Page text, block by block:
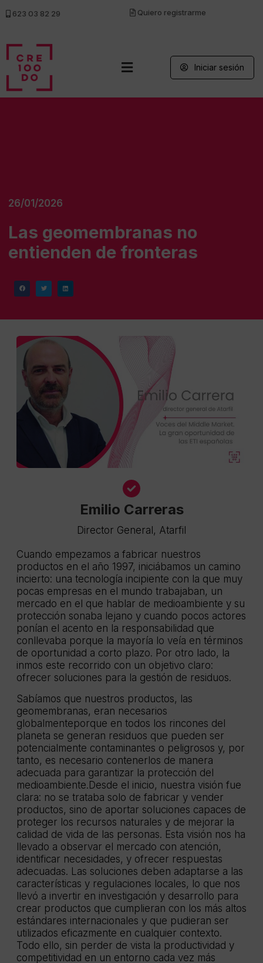
623 03 82 29 Quiero registrarme
Iniciar sesión
26/01/2026
Las geomembranas no
entienden de fronteras
Emilio Carreras
Director General, Atarfil
Cuando empezamos a fabricar nuestros
productos en el año 1997, iniciábamos un camino
incierto: una tecnología incipiente con la que muy
pocas empresas en el mundo trabajaban, un
mercado en el que hablar de medioambiente y su
protección sonaba lejano y cuando pocos actores
ponían el acento en la responsabilidad que
conllevaba porque la mayoría lo veía en términos
de oportunidad a corto plazo. Por otro lado, la
inmos este recorrido con un objetivo claro:
ofrecer soluciones para la gestión de residuos.
Sabíamos que nuestros productos, las
geomembranas, eran necesarios
globalmenteporque en todos los rincones del
planeta se generan residuos que pueden ser
potencialmente contaminantes o peligrosos y, por
tanto, es necesario contenerlos de manera
adecuada para garantizar la protección del
medioambiente.Desde el inicio, nuestra visión fue
clara: no se trataba solo de fabricar y vender
productos, sino de aportar soluciones capaces de
proteger los recursos naturales y de mejorar la
calidad de vida de las personas. Esta visión nos ha
llevado a observar el mercado con atención,
identificar necesidades, y ofrecer respuestas
adecuadas. Las soluciones deben adaptarse a las
características y regulaciones locales, lo que nos
llevó a invertir en investigación y desarrollo para
crear productos que cumplieran con los más altos
estándares internacionales y que pudieran ser
utilizados eficazmente en cualquier contexto.
Todo ello, sin perder de vista la productividad y
competitividad en un entorno cada vez más